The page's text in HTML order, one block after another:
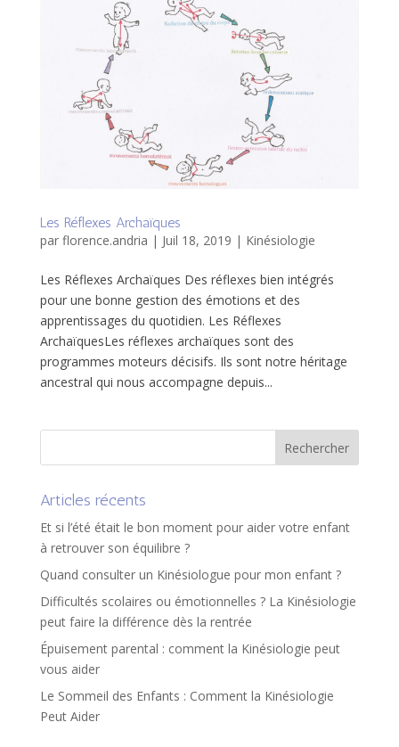
Les Réflexes Archaïques
par florence.andria | Juil 18, 2019 | Kinésiologie
Les Réflexes Archaïques Des réflexes bien intégrés
pour une bonne gestion des émotions et des
apprentissages du quotidien. Les Réflexes
ArchaïquesLes réflexes archaïques sont des
programmes moteurs décisifs. Ils sont notre héritage
ancestral qui nous accompagne depuis...
Articles récents
Et si l’été était le bon moment pour aider votre enfant
à retrouver son équilibre ?
Quand consulter un Kinésiologue pour mon enfant ?
Difficultés scolaires ou émotionnelles ? La Kinésiologie
peut faire la différence dès la rentrée
Épuisement parental : comment la Kinésiologie peut
vous aider
Le Sommeil des Enfants : Comment la Kinésiologie
Peut Aider